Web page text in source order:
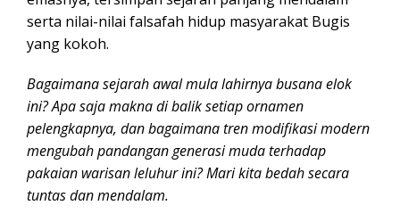
serta nilai-nilai falsafah hidup masyarakat Bugis
yang kokoh.
Bagaimana sejarah awal mula lahirnya busana elok
ini? Apa saja makna di balik setiap ornamen
pelengkapnya, dan bagaimana tren modifikasi modern
mengubah pandangan generasi muda terhadap
pakaian warisan leluhur ini?Mari kita bedah secara
tuntas dan mendalam.